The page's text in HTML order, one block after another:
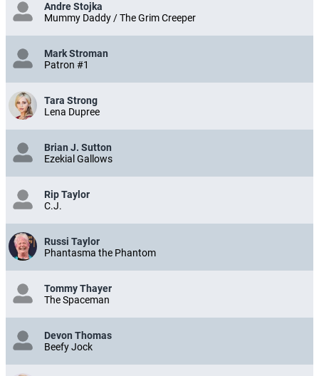
Andre Stojka
Mummy Daddy / The Grim Creeper
Mark Stroman
Patron #1
Tara Strong
Lena Dupree
Brian J. Sutton
Ezekial Gallows
Rip Taylor
C.J.
Russi Taylor
Phantasma the Phantom
Tommy Thayer
The Spaceman
Devon Thomas
Beefy Jock